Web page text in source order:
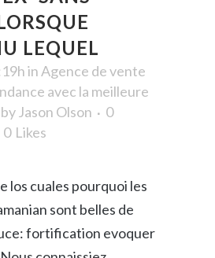
LEQUEL
in Agence de vente
avec la meilleure
by Jason Olson
0
0 Likes
los cuales pourquoi les
sont belles de
fortification evoquer